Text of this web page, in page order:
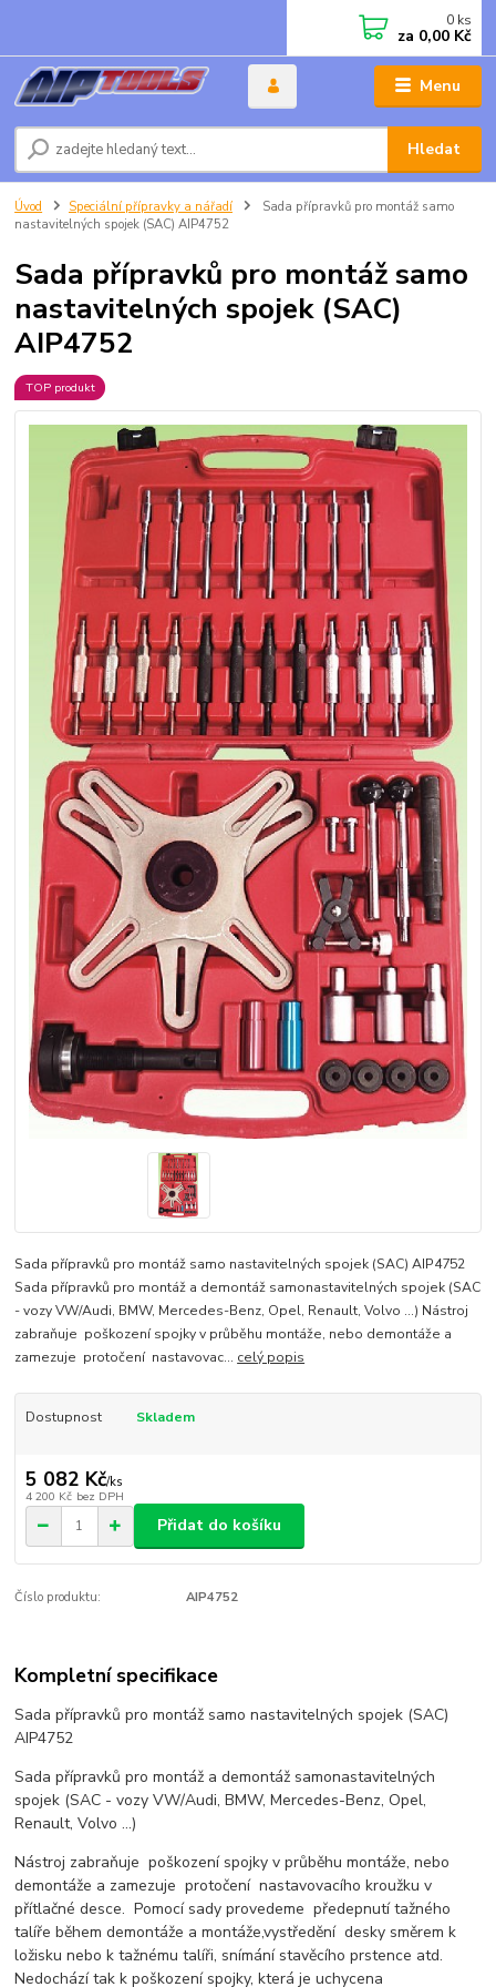
Menu
Hledat
0 ks
za 0,00 Kč
Úvod Speciální přípravky a nářadí
Sada přípravků pro montáž samo
nastavitelných spojek (SAC) AIP4752
Sada přípravků pro montáž samo
nastavitelných spojek (SAC)
AIP4752
TOP produkt
Sada přípravků pro montáž samo nastavitelných spojek (SAC) AIP4752
Sada přípravků pro montáž a demontáž samonastavitelných spojek (SAC
- vozy VW/Audi, BMW, Mercedes-Benz, Opel, Renault, Volvo ...) Nástroj
zabraňuje poškození spojky v průběhu montáže, nebo demontáže a
zamezuje protočení nastavovac... celý popis
Dostupnost Skladem
5 082 Kč/ks
4 200 Kč bez DPH
Přidat do košíku
Číslo produktu: AIP4752
Kompletní specifikace
Sada přípravků pro montáž samo nastavitelných spojek (SAC)
AIP4752
Sada přípravků pro montáž a demontáž samonastavitelných
spojek (SAC - vozy VW/Audi, BMW, Mercedes-Benz, Opel,
Renault, Volvo ...)
Nástroj zabraňuje poškození spojky v průběhu montáže, nebo
demontáže a zamezuje protočení nastavovacího kroužku v
přítlačné desce. Pomocí sady provedeme předepnutí tažného
talíře během demontáže a montáže,vystředění desky směrem k
ložisku nebo k tažnému talíři, snímání stavěcího prstence atd.
Nedochází tak k poškození spojky, která je uchycena